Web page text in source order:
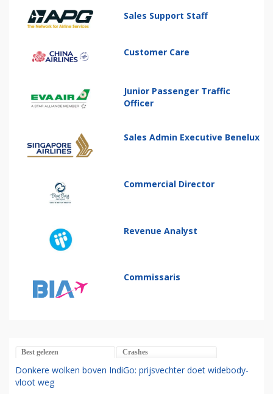
Sales Support Staff
Customer Care
Junior Passenger Traffic
Officer
Sales Admin Executive Benelux
Commercial Director
Revenue Analyst
Commissaris
Best gelezen Crashes
Donkere wolken boven IndiGo: prijsvechter doet widebody-
vloot weg